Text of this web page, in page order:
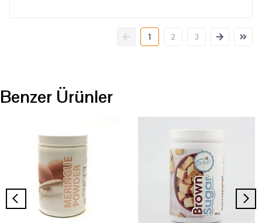
1 2 3
Benzer Ürünler